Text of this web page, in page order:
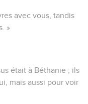
avec vous, tandis
»
était à Béthanie ; ils
mais aussi pour voir